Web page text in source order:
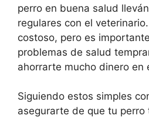
perro en buena salud
regulares con el
costoso, pero es
problemas de salud
ahorrarte mucho dinero en
Siguiendo estos simples
asegurarte de que tu